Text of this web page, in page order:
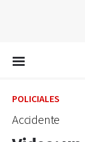
POLICIALES
Accidente